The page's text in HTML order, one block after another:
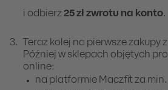
i odbierz 25 zł zwrotu na konto.
Teraz kolej na pierwsze zakupy
Później w sklepach objętych
online:
na platformie Maczfit za min.